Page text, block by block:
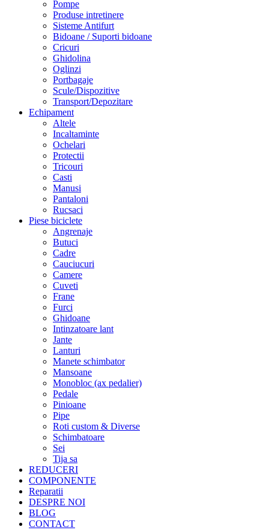
Pompe
Produse intretinere
Sisteme Antifurt
Bidoane / Suporti bidoane
Cricuri
Ghidolina
Oglinzi
Portbagaje
Scule/Dispozitive
Transport/Depozitare
Echipament
Altele
Incaltaminte
Ochelari
Protectii
Tricouri
Casti
Manusi
Pantaloni
Rucsaci
Piese biciclete
Angrenaje
Butuci
Cadre
Cauciucuri
Camere
Cuveti
Frane
Furci
Ghidoane
Intinzatoare lant
Jante
Lanturi
Manete schimbator
Mansoane
Monobloc (ax pedalier)
Pedale
Pinioane
Pipe
Roti custom & Diverse
Schimbatoare
Sei
Tija sa
REDUCERI
COMPONENTE
Reparatii
DESPRE NOI
BLOG
CONTACT